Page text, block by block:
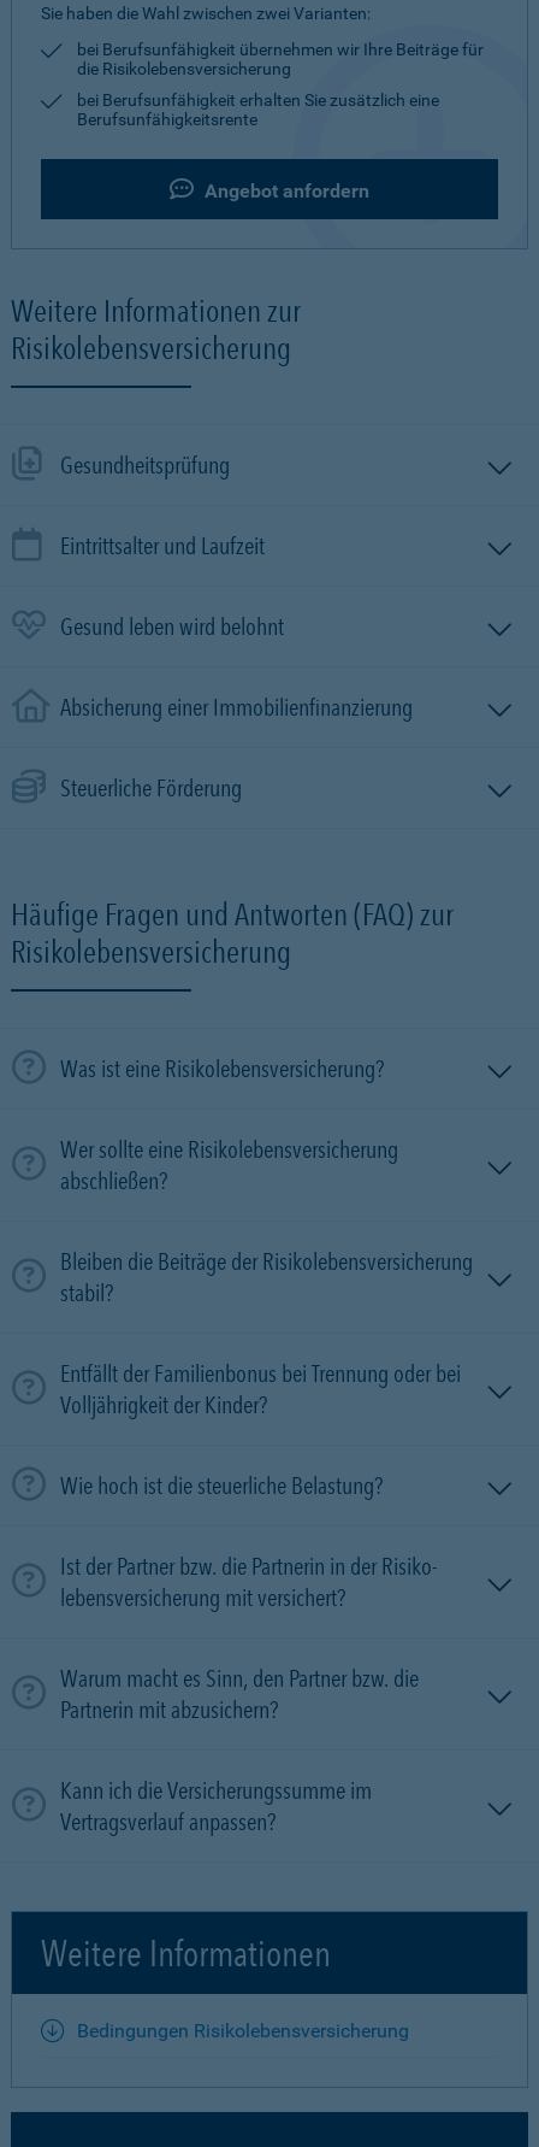
Sie haben die Wahl zwischen zwei Varianten:
bei Berufsunfähigkeit übernehmen wir Ihre Beiträge für
die Risikolebensversicherung
bei Berufsunfähigkeit erhalten Sie zusätzlich eine
Berufsunfähigkeitsrente
Angebot anfordern
Weitere Informationen zur
Risikolebensversicherung
Gesundheitsprüfung
Eintrittsalter und Laufzeit
Gesund leben wird belohnt
Absicherung einer Immobilien­finanzierung
Steuerliche Förderung
Häufige Fragen und Antworten (FAQ) zur
Risikolebensversicherung
Was ist eine Risikolebensversicherung?
Wer sollte eine Risikolebensversicherung
abschließen?
Bleiben die Beiträge der Risikolebensversicherung
stabil?
Entfällt der Familienbonus bei Trennung oder bei
Volljährigkeit der Kinder?
Wie hoch ist die steuerliche Belastung?
Ist der Partner bzw. die Partnerin in der Risiko­
lebens­versicherung mit versichert?
Warum macht es Sinn, den Partner bzw. die
Partnerin mit ab­zu­sichern?
Kann ich die Versicherungssumme im
Vertragsverlauf anpassen?
Weitere Informationen
Bedingungen Risikolebensversicherung